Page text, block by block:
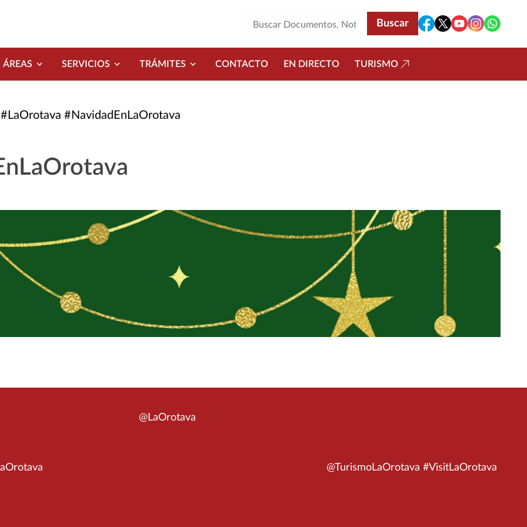
ÁREAS SERVICIOS TRÁMITES CONTACTO EN DIRECTO TURISMO
#LaOrotava #NavidadEnLaOrotava
@LaOrotava
@TurismoLaOrotava #VisitLaOrotava